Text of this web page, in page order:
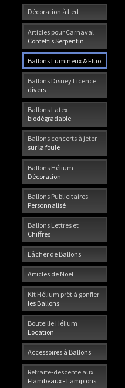
Décoration à Led
Articles pour Carnaval
Confettis Serpentin
Ballons Lumineux & Fluo
Ballons Disney Licence
divers
Ballons Latex
biodégradable
Ballons concerts à jeter
sur la foule
Ballons Hélium
Décoration
Ballons Publicitaires
Personnalisé
Ballons Lettres et
Chiffres
Lâcher de Ballons
Articles de Noël
Kit Hélium prêt à gonfler
les Ballons
Bouteille Hélium
Location
Accessoires à Ballons
Retraite-descente aux
Flambeaux - Lampions